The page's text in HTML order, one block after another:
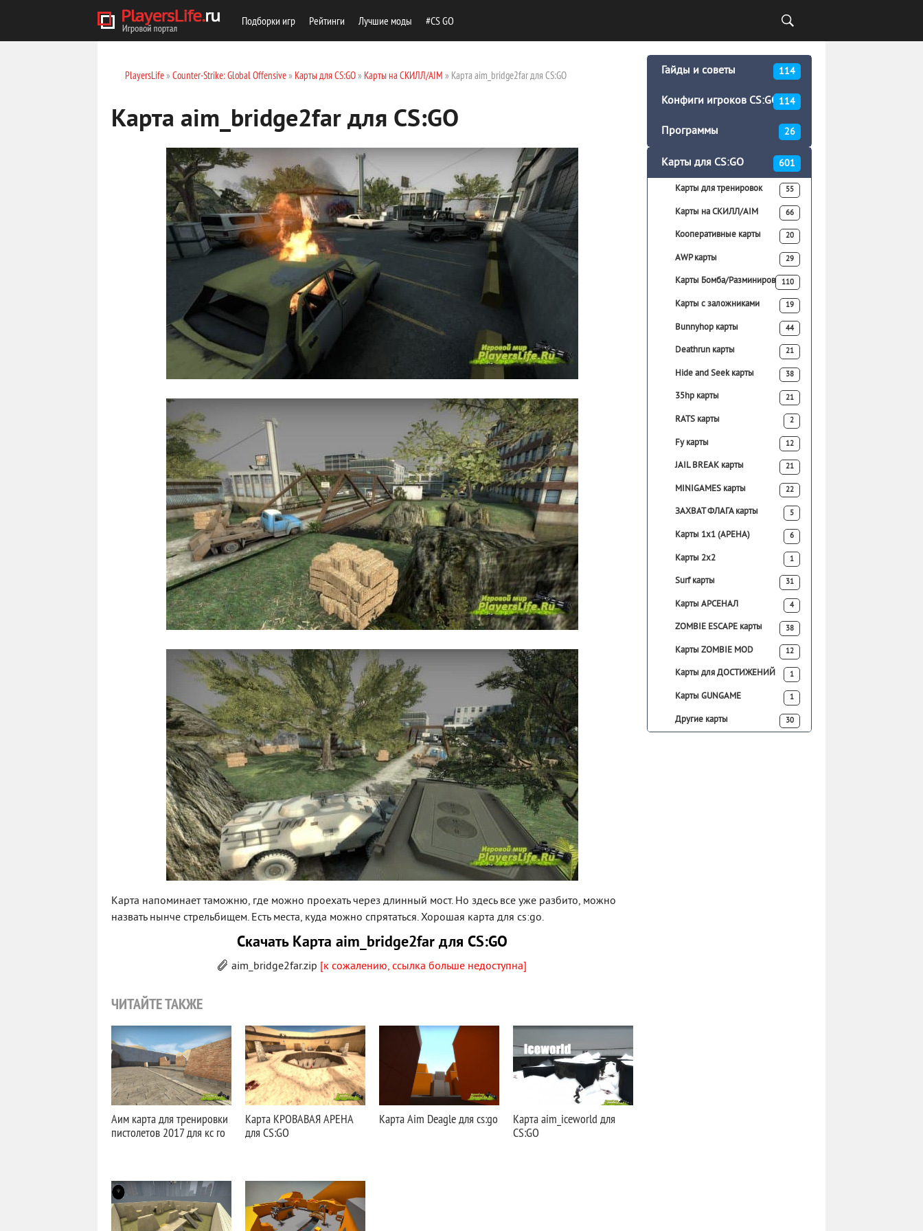
Подборки игр Рейтинги Лучшие моды #CS GO
PlayersLife» Counter-Strike: Global Offensive» Карты для CS:GO» Карты на СКИЛЛ/AIM » Карта aim_bridge2far для CS:GO
Карта aim_bridge2far для CS:GO
Карта напоминает таможню, где можно проехать через длинный мост. Но здесь все уже разбито, можно
назвать нынче стрельбищем. Есть места, куда можно спрятаться. Хорошая карта для cs:go.
Скачать Карта aim_bridge2far для CS:GO
aim_bridge2far.zip [к сожалению, ссылка больше недоступна]
ЧИТАЙТЕ ТАКЖЕ
Аим карта для тренировки
пистолетов 2017 для кс го
Карта КРОВАВАЯ АРЕНА
для CS:GO
Карта Aim Deagle для cs:go
Карта aim_iceworld для
CS:GO
Гайды и советы 114
Конфиги игроков CS:GO 114
Программы 26
Карты для CS:GO 601
Карты для тренировок 55
Карты на СКИЛЛ/AIM 66
Кооперативные карты 20
AWP карты 29
Карты Бомба/Разминирование
110
Карты с заложниками 19
Bunnyhop карты 44
Deathrun карты 21
Hide and Seek карты 38
35hp карты 21
RATS карты 2
Fy карты 12
JAIL BREAK карты 21
MINIGAMES карты 22
ЗАХВАТ ФЛАГА карты 5
Карты 1х1 (АРЕНА) 6
Карты 2х2 1
Surf карты 31
Карты АРСЕНАЛ 4
ZOMBIE ESCAPE карты 38
Карты ZOMBIE MOD 12
Карты для ДОСТИЖЕНИЙ 1
Карты GUNGAME 1
Другие карты 30